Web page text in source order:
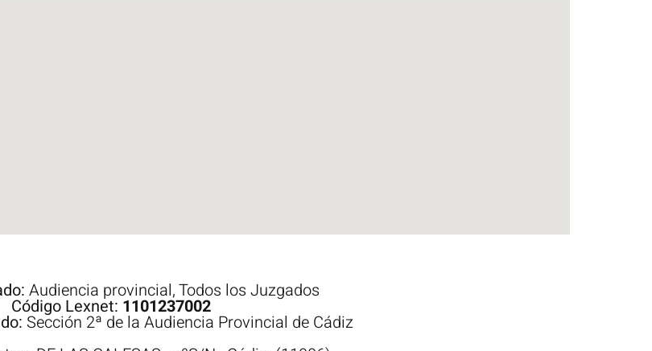
Audiencia provincial,Todos los Juzgados
Código Lexnet: 1101237002
Sección 2ª de la Audiencia Provincial de Cádiz